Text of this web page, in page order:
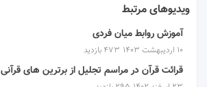
ویدیوهای مرتبط
آموزش روابط میان فردی
۱۰ اردیبهشت ۱۴۰۳ 473 بازدید
قرائت قرآن در مراسم تجلیل از برترین های قرآنی